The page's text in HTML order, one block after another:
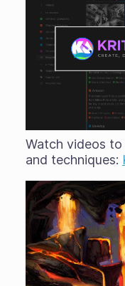
Watch videos to
and techniques: